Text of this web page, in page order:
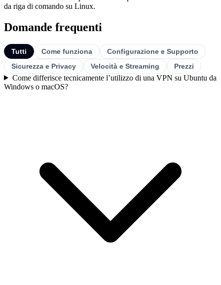
da riga di comando su Linux.
Domande frequenti
Tutti Come funziona
Configurazione e Supporto
Sicurezza e Privacy
Velocità e Streaming Prezzi
Come differisce tecnicamente l’utilizzo di una VPN su Ubuntu da
Windows o macOS?